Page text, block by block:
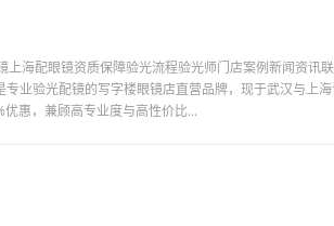
海配眼镜资质保障验光流程验光师门店案例新闻资讯
专业验光配镜的写字楼眼镜店直营品牌，现于武汉与上
惠，兼顾高专业度与高性价比...